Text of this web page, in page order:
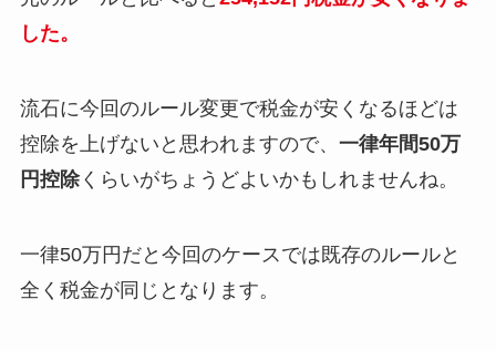
した。
流石に今回のルール変更で税金が安くなるほどは
控除を上げないと思われますので、 一律年間50万
円控除くらいがちょうどよいかもしれませんね。
一律50万円だと今回のケースでは既存のルールと
全く税金が同じとなります。